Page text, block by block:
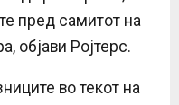
пред самитот на
објави Ројтерс.
во текот на